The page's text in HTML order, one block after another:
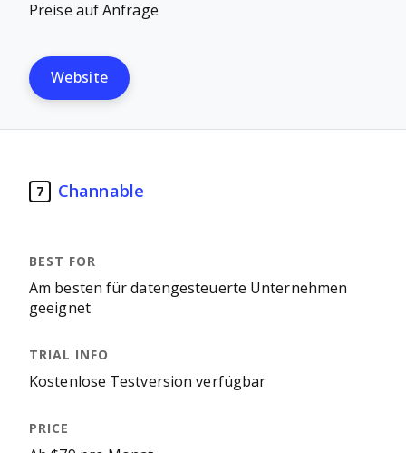
Preise auf Anfrage
Website
7 Channable
Am besten für datengesteuerte Unternehmen
geeignet
Kostenlose Testversion verfügbar